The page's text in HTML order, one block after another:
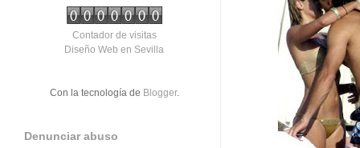
Contador de visitas
Diseño Web en Sevilla
Con la tecnología de Blogger.
Denunciar abuso